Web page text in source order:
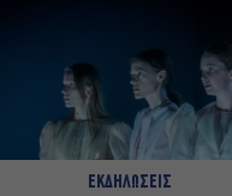
ΕΚΔΗΛΩΣΕΙΣ